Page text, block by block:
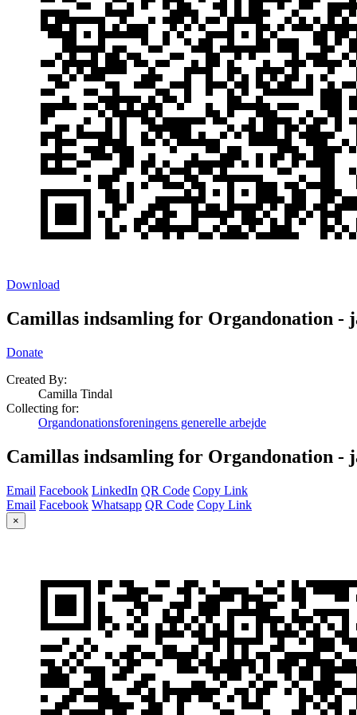
Download
Camillas indsamling for Organdonation -
Donate
Created By:
Camilla Tindal
Collecting for:
Organdonationsforeningens generelle arbejde
Camillas indsamling for Organdonation -
Email Facebook LinkedIn QR Code Copy Link
Email Facebook Whatsapp QR Code Copy Link
×